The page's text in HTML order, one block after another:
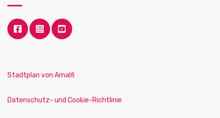
Stadtplan von Amalfi
Datenschutz- und Cookie-Richtlinie